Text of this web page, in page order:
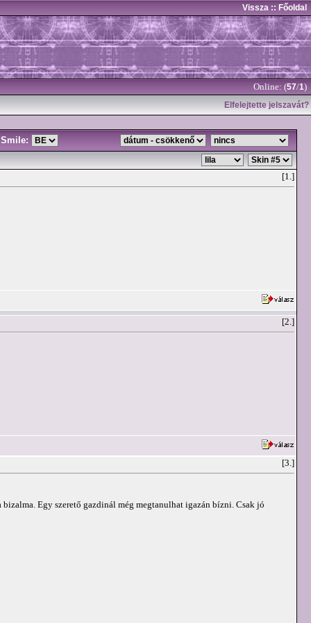
Vissza :: Főoldal
Online: (57/1)
Elfelejtette jelszavát?
Smile:
[1.]
[2.]
[3.]
Egy szerető gazdinál még megtanulhat igazán bízni. Csak jó